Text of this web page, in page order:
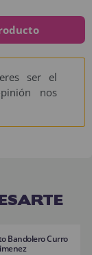
ser el
nos
Bandolero Curro